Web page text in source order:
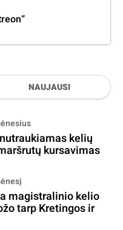
NAUJAUSI
kelių
kursavimas
magistralinio kelio
tarp Kretingos ir